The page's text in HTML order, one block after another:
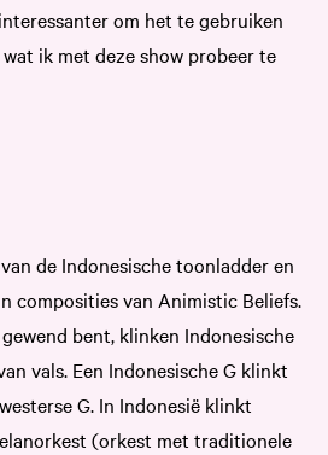
om het te gebruiken
ik met deze show probeer te
de Indonesische toonladder en
composities van Animistic Beliefs.
bent, klinken Indonesische
vals. Een Indonesische G klinkt
G. In Indonesië klinkt
(orkest met traditionele